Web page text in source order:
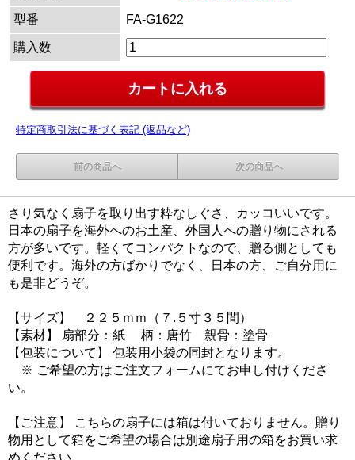
型番 FA-G1622
購入数
特定商取引法に基づく表記 (返品など)
前の商品へ 次の商品へ
さり気なく扇子を取り出す粋なしぐさ、カッコいいです。
日本の扇子を海外へのお土産、外国人への贈り物にされる
方が多いです。軽くてコンパクトなので、贈る側としても
便利です。海外の方ばかりでなく、日本の方、ご自分用に
も是非どうぞ。
【サイズ】 ２２５ｍｍ（７.５寸３５間）
【素材】 扇部分：紙 柄：唐竹 親骨：塗骨
【包装について】 包装用小袋の同封となります。
※ ご希望の方はご注文フォームにてお申し付けくださ
い。
【ご注意】 こちらの扇子には箱は付いておりません。贈り
物用として箱をご希望の場合は別途扇子用の箱をお買い求
めください。